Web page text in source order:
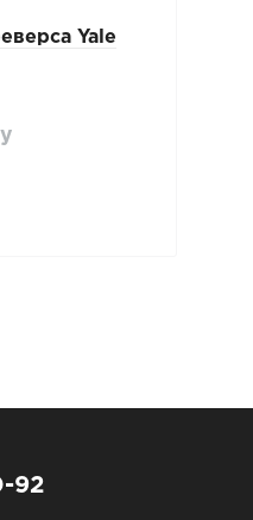
Yale
92